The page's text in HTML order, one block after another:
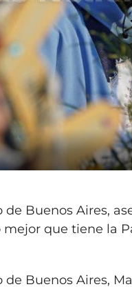
Buenos Aires,
que tiene la
Buenos Aires,